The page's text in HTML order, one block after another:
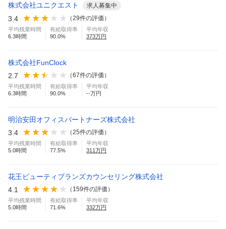
株式会社ユニクエスト 求人募集中
3.4 （29件の評価）
平均残業時間
6.3時間
有給取得率
90.0%
平均年収
373万円
株式会社FunClock
2.7
（67件の評価）
平均残業時間
6.3時間
有給取得率
90.0%
平均年収
--万円
明治安田オフィスパートナーズ株式会社
3.4
（25件の評価）
平均残業時間
5.0時間
有給取得率
77.5%
平均年収
311 万円
花王ビューティブランズカウンセリング株式会社
4.1
（ 159件の評価）
平均残業時間
5.0時間
有給取得率
71.6%
平均年収
332万円